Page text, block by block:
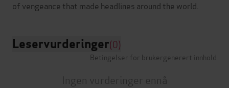
Leservurderinger(0)
Betingelser for brukergenerert innhold
Ingen vurderinger ennå